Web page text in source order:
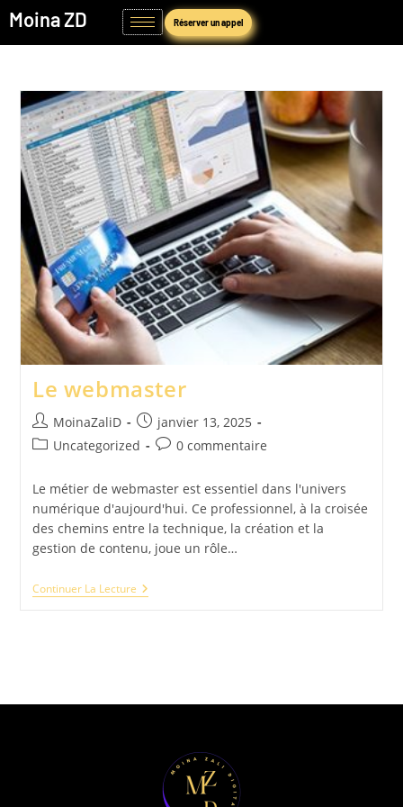
Moina ZD Réserver un appel
Le webmaster
MoinaZaliD
janvier 13, 2025
Uncategorized
0 commentaire
Le métier de webmaster est essentiel dans l'univers
numérique d'aujourd'hui. Ce professionnel, à la croisée
des chemins entre la technique, la création et la
gestion de contenu, joue un rôle…
Continuer La Lecture